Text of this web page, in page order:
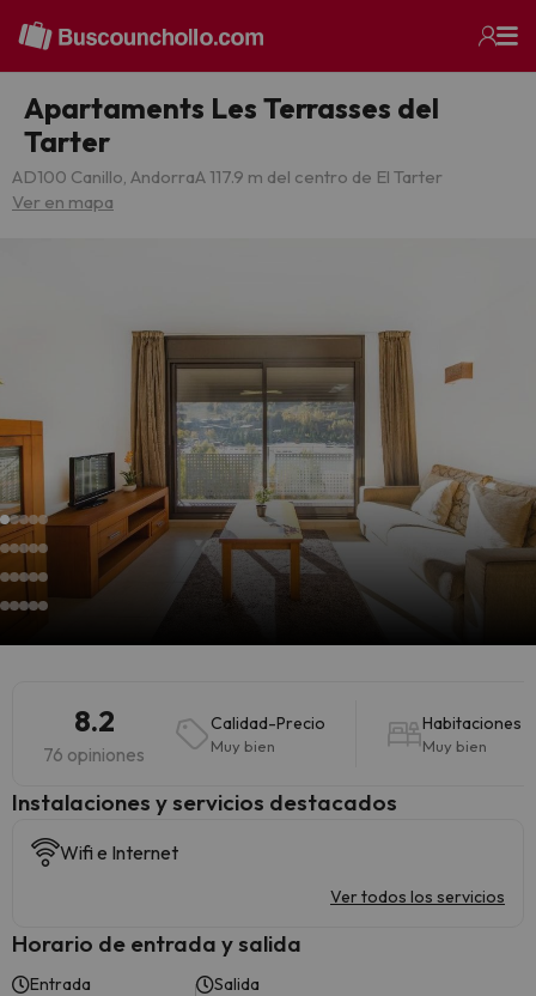
Apartaments Les Terrasses del
Tarter
AD100 Canillo, AndorraA 117.9 m del centro de El Tarter
Ver en mapa
8.2
76 opiniones
Calidad-Precio
Muy bien
Habitaciones
Muy bien
Instalaciones y servicios destacados
Wifi e Internet
Ver todos los servicios
Horario de entrada y salida
Entrada Salida